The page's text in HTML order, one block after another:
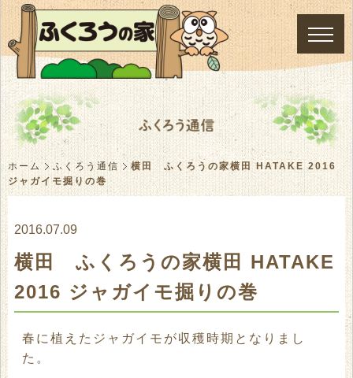
ホーム ふくろう通信
横田 ふくろうの家横田 HATAKE 2016
ジャガイモ掘りの巻
2016.07.09
横田 ふくろうの家横田 HATAKE
2016 ジャガイモ掘りの巻
春に植えたジャガイモが収穫時期となりまし
た。